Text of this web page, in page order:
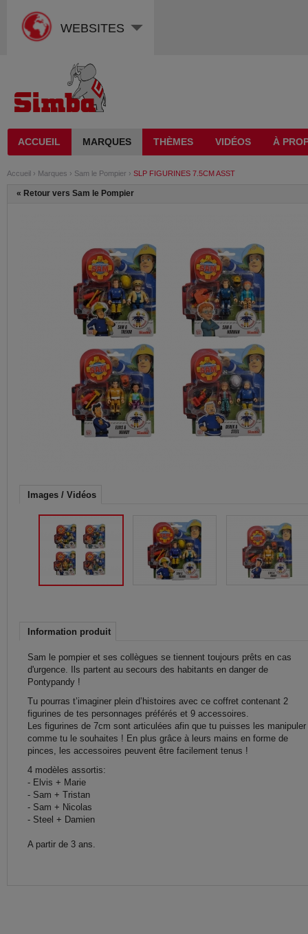
WEBSITES
ACCUEIL MARQUES THÈMES VIDÉOS À
Accueil › Marques › Sam le Pompier › SLP FIGURINES 7.5CM ASST
« Retour vers Sam le Pompier
Images / Vidéos
Information produit
Sam le pompier et ses collègues se tiennent toujours prêts en cas
d'urgence. Ils partent au secours des habitants en danger de
Pontypandy !
Tu pourras t’imaginer plein d’histoires avec ce coffret contenant 2
figurines de tes personnages préférés et 9 accessoires.
Les figurines de 7cm sont articulées afin que tu puisses les manipuler
comme tu le souhaites ! En plus grâce à leurs mains en forme de
pinces, les accessoires peuvent être facilement tenus !
4 modèles assortis:
- Elvis + Marie
- Sam + Tristan
- Sam + Nicolas
- Steel + Damien
A partir de 3 ans.